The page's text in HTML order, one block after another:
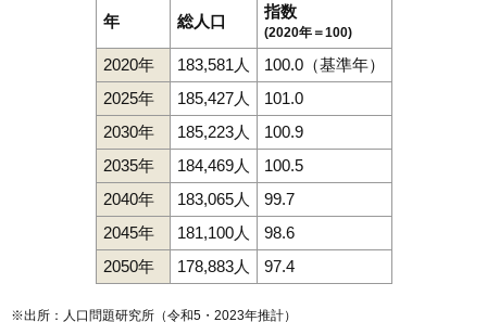
年 総人口
指数
(2020年＝100)
2020年 183,581人
100.0（基準年）
2025年
185,427人
101.0
2030年
185,223人
100.9
2035年
184,469人
100.5
2040年
183,065人
99.7
2045年
181,100人
98.6
2050年
178,883人 97.4
※出所：人口問題研究所（令和5・2023年推計）